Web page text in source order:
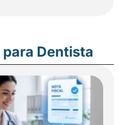
Dentista